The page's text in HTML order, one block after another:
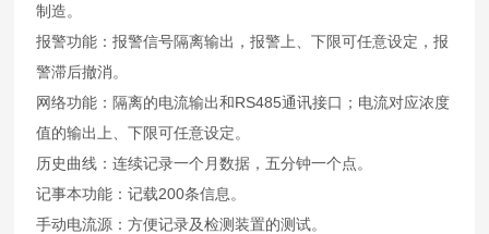
制造。
报警功能：报警信号隔离输出，报警上、下限可任意设定，报
警滞后撤消。
网络功能：隔离的电流输出和RS485通讯接口；电流对应浓度
值的输出上、下限可任意设定。
历史曲线：连续记录一个月数据，五分钟一个点。
记事本功能：记载200条信息。
手动电流源：方便记录及检测装置的测试。